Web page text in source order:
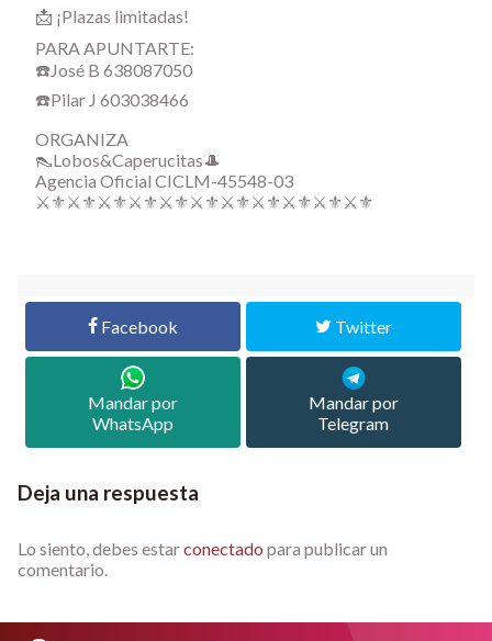
📩 ¡Plazas limitadas!
PARA APUNTARTE:
☎️José B 638087050
☎️Pilar J 603038466
ORGANIZA
👠Lobos&Caperucitas🎩
Agencia Oficial CICLM-45548-03
⚔️⚜️⚔️⚜️⚔️⚜️⚔️⚜️⚔️⚜️⚔️⚜️⚔️⚜️⚔️⚜️⚔️⚜️⚔️⚜️⚔️⚜️
Facebook Twitter
Mandar por
WhatsApp
Mandar por
Telegram
Deja una respuesta
Lo siento, debes estarconectado para publicar un
comentario.